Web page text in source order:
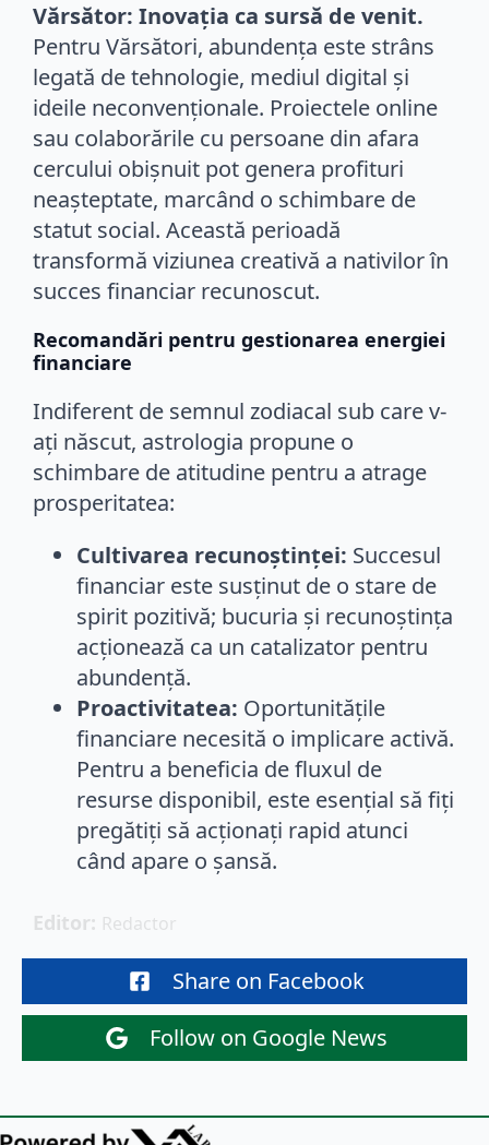
Vărsător: Inovația ca sursă de venit.
Pentru Vărsători, abundența este strâns
legată de tehnologie, mediul digital și
ideile neconvenționale. Proiectele online
sau colaborările cu persoane din afara
cercului obișnuit pot genera profituri
neașteptate, marcând o schimbare de
statut social. Această perioadă
transformă viziunea creativă a nativilor în
succes financiar recunoscut.
Recomandări pentru gestionarea energiei
financiare
Indiferent de semnul zodiacal sub care v-
ați născut, astrologia propune o
schimbare de atitudine pentru a atrage
prosperitatea:
Cultivarea recunoștinței: Succesul
financiar este susținut de o stare de
spirit pozitivă; bucuria și recunoștința
acționează ca un catalizator pentru
abundență.
Proactivitatea: Oportunitățile
financiare necesită o implicare activă.
Pentru a beneficia de fluxul de
resurse disponibil, este esențial să fiți
pregătiți să acționați rapid atunci
când apare o șansă.
Editor: Redactor
Share on Facebook
Follow on Google News